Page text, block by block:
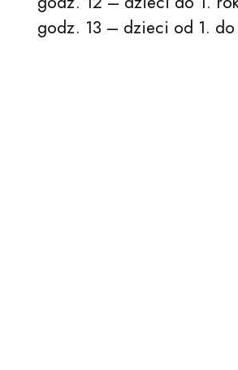
w Bydgoszczy
godz. 13 – dzieci od 1.